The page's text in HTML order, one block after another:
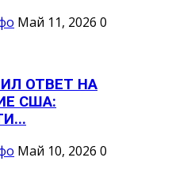
Май 11, 2026 0
ОТВЕТ НА
США:
Май 10, 2026 0